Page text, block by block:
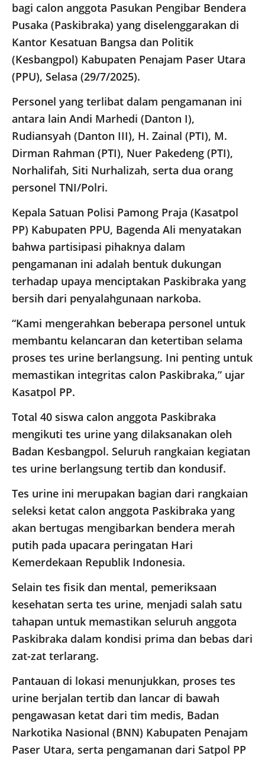
bagi calon anggota Pasukan Pengibar Bendera
Pusaka (Paskibraka) yang diselenggarakan di
Kantor Kesatuan Bangsa dan Politik
(Kesbangpol) Kabupaten Penajam Paser Utara
(PPU), Selasa (29/7/2025).
Personel yang terlibat dalam pengamanan ini
antara lain Andi Marhedi (Danton I),
Rudiansyah (Danton III), H. Zainal (PTI), M.
Dirman Rahman (PTI), Nuer Pakedeng (PTI),
Norhalifah, Siti Nurhalizah, serta dua orang
personel TNI/Polri.
Kepala Satuan Polisi Pamong Praja (Kasatpol
PP) Kabupaten PPU, Bagenda Ali menyatakan
bahwa partisipasi pihaknya dalam
pengamanan ini adalah bentuk dukungan
terhadap upaya menciptakan Paskibraka yang
bersih dari penyalahgunaan narkoba.
“Kami mengerahkan beberapa personel untuk
membantu kelancaran dan ketertiban selama
proses tes urine berlangsung. Ini penting untuk
memastikan integritas calon Paskibraka,” ujar
Kasatpol PP.
Total 40 siswa calon anggota Paskibraka
mengikuti tes urine yang dilaksanakan oleh
Badan Kesbangpol. Seluruh rangkaian kegiatan
tes urine berlangsung tertib dan kondusif.
Tes urine ini merupakan bagian dari rangkaian
seleksi ketat calon anggota Paskibraka yang
akan bertugas mengibarkan bendera merah
putih pada upacara peringatan Hari
Kemerdekaan Republik Indonesia.
Selain tes fisik dan mental, pemeriksaan
kesehatan serta tes urine, menjadi salah satu
tahapan untuk memastikan seluruh anggota
Paskibraka dalam kondisi prima dan bebas dari
zat-zat terlarang.
Pantauan di lokasi menunjukkan, proses tes
urine berjalan tertib dan lancar di bawah
pengawasan ketat dari tim medis, Badan
Narkotika Nasional (BNN) Kabupaten Penajam
Paser Utara, serta pengamanan dari Satpol PP